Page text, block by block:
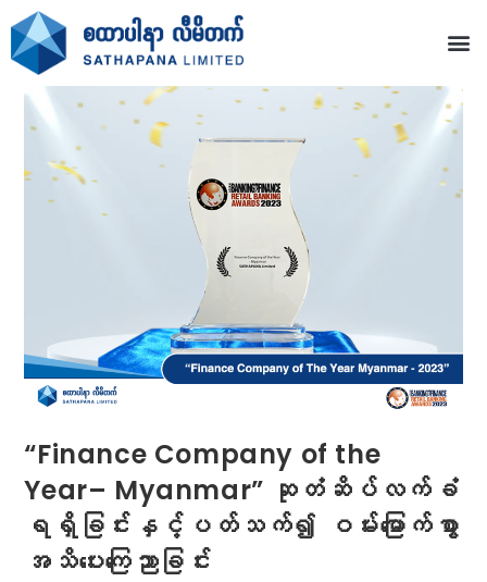
“Finance Company of the
Year– Myanmar” ဆုတံဆိပ်လက်ခံ
ရရှိခြင်းနှင့်ပတ်သက်၍ ဝမ်းမြောက်စွာ
အသိပေးကြေညာခြင်း